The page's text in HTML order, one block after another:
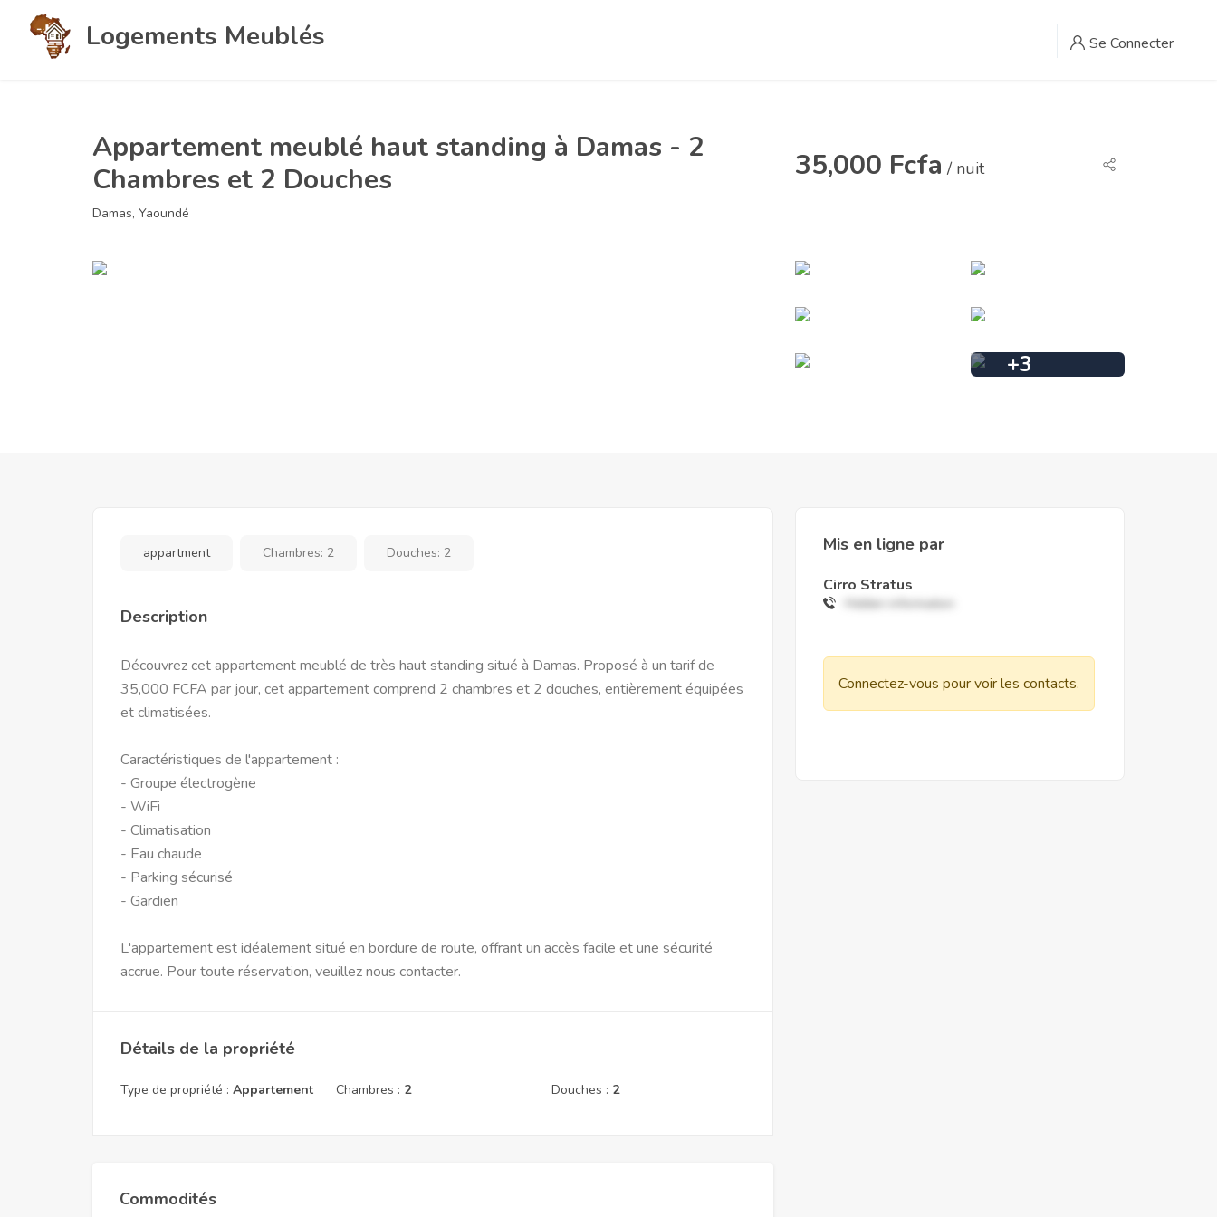
Logements Meublés Se Connecter
Appartement meublé haut standing à Damas - 2
Chambres et 2 Douches
Damas, Yaoundé
35,000 Fcfa / nuit
+3
appartment Chambres: 2 Douches: 2
Description
Découvrez cet appartement meublé de très haut standing situé à Damas. Proposé à un tarif de
35,000 FCFA par jour, cet appartement comprend 2 chambres et 2 douches, entièrement équipées
et climatisées.
Caractéristiques de l'appartement :
- Groupe électrogène
- WiFi
- Climatisation
- Eau chaude
- Parking sécurisé
- Gardien
L'appartement est idéalement situé en bordure de route, offrant un accès facile et une sécurité
accrue. Pour toute réservation, veuillez nous contacter.
Détails de la propriété
Type de propriété : Appartement Chambres : 2 Douches : 2
Commodités
Mis en ligne par
Cirro Stratus
Connectez-vous pour voir les contacts.